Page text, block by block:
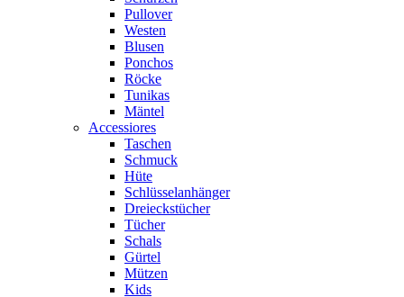
Pullover
Westen
Blusen
Ponchos
Röcke
Tunikas
Mäntel
Accessiores
Taschen
Schmuck
Hüte
Schlüsselanhänger
Dreieckstücher
Tücher
Schals
Gürtel
Mützen
Kids